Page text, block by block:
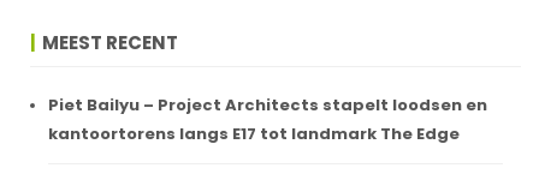
MEEST RECENT
Piet Bailyu – Project Architects stapelt loodsen en
kantoortorens langs E17 tot landmark The Edge